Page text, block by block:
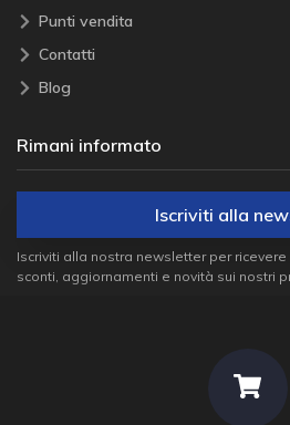
Punti vendita
Contatti
Blog
Rimani informato
Iscriviti alla
Iscriviti alla nostra newsletter per
sconti, aggiornamenti e novità sui nostri